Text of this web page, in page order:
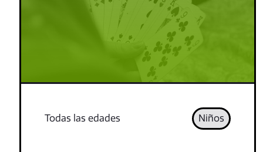
Todas las edades Niños